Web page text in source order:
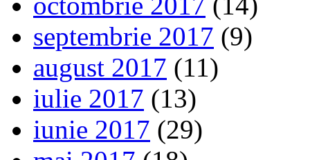
septembrie 2017 (9)
august 2017 (11)
iulie 2017 (13)
iunie 2017 (29)